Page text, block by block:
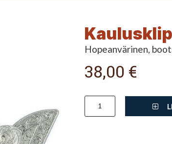
Hopeanvärinen,
38,00 €